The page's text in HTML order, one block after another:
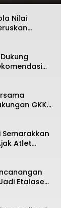
Nilai
GKK
Semarakkan
Atlet
Etalase